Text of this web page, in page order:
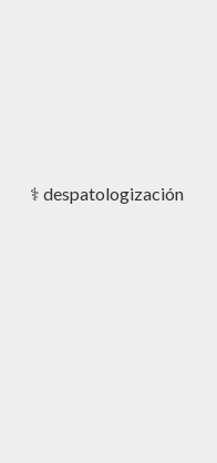
⚕️ despatologización